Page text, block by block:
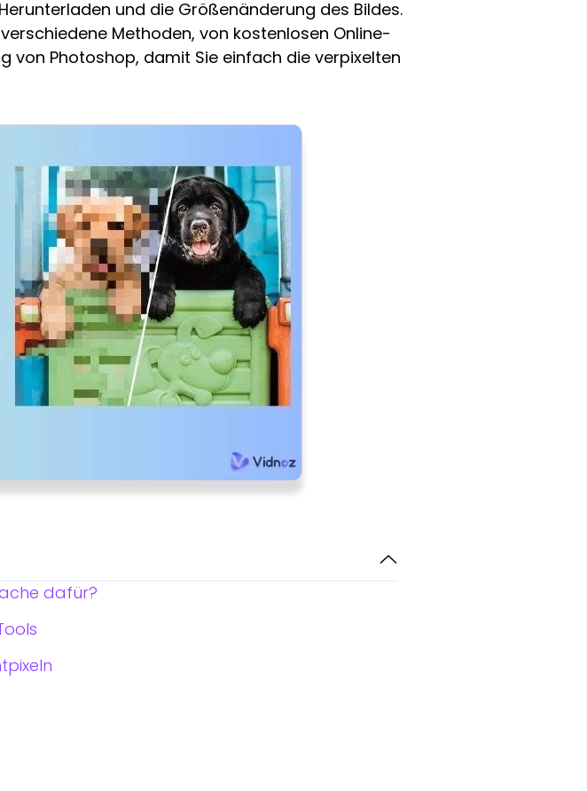
und die Größenänderung des Bildes.
Methoden, von kostenlosen Online-
von Photoshop, damit Sie einfach die verpixelten
dafür?